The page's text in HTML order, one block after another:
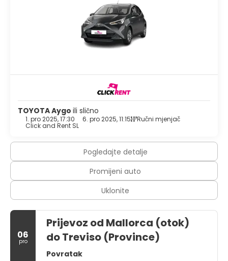
TOYOTA Aygo ili slično
1. pro 2025, 17:30 6. pro 2025, 11:15 Ručni mjenjač
Click and Rent SL
Pogledajte detalje
Promijeni auto
Uklonite
06
pro
Prijevoz od Mallorca (otok)
do Treviso (Province)
Povratak